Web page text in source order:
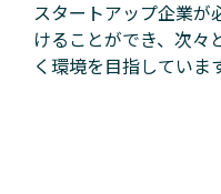
スタートアップ企業が
けることができ、次々
く環境を目指しています